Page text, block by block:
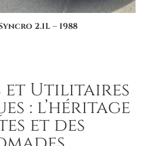
2.1L – 1988
et Utilitaires
: l’héritage
et des